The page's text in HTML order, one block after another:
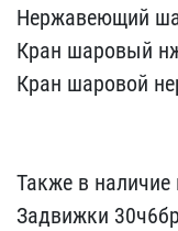
Нержавеющий​
Кран шаров​ый
Кран шаровой
Также в наличие
Задвижки